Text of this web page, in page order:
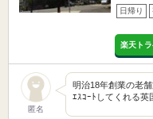
日帰り
楽天ト
匿名
明治18年創業の老
ｴｽｺｰﾄしてくれる英